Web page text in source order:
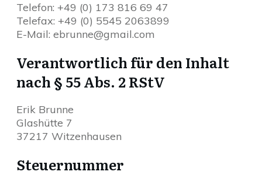
Telefon: +49 (0) 173 816 69 47
Telefax: +49 (0) 5545 2063899
E-Mail: ebrunne@gmail.com
Verantwortlich für den Inhalt
nach § 55 Abs. 2 RStV
Erik Brunne
Glashütte 7
37217 Witzenhausen
Steuernummer